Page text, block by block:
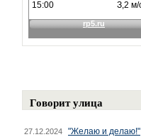
Говорит улица
27.12.2024 "Желаю и делаю!"